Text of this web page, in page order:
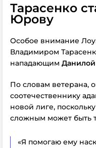
Тарасенко
Юрову
Особое внимание
Владимиром
нападающим
По словам ветерана,
соотечественнику
новой лиге,
сложным может быть
«Я помогаю ему